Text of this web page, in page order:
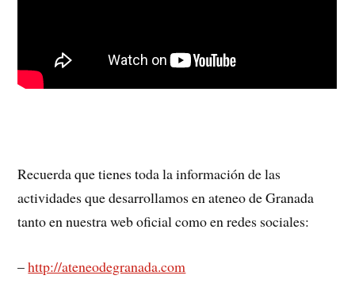
Recuerda que tienes toda la información de las
actividades que desarrollamos en ateneo de Granada
tanto en nuestra web oficial como en redes sociales:
–http://ateneodegranada.com